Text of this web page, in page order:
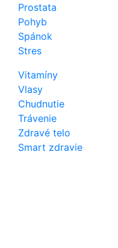
Prostata
Pohyb
Spánok
Stres
Vitamíny
Vlasy
Chudnutie
Trávenie
Zdravé telo
Smart zdravie